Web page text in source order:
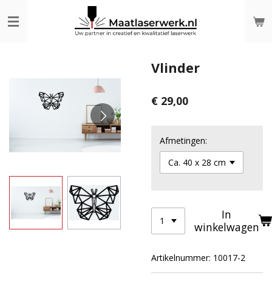
direct
Vlinder
€ 29,00
Afmetingen:
In
winkelwagen
Artikelnummer: 10017-2